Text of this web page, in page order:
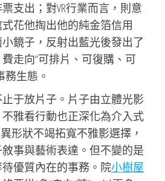
支出；對VR行業而言，則意
花他掏出他的純金箔信用
鏡子，反射出藍光後發出了
走向“可排片、可復購、可
務生態。
于放片子。片子由立體光影
雅看行動也正深化為介入式
形狀不竭拓寬不雅影選擇，
事與藝術表達。但不變的是
優質內在的事務。院小樹屋